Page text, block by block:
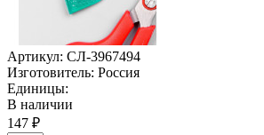
Артикул: СЛ-3967494
Изготовитель: Россия
Единицы:
В наличии
147 ₽